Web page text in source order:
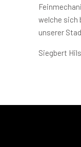
welche sich
unserer
Siegbert